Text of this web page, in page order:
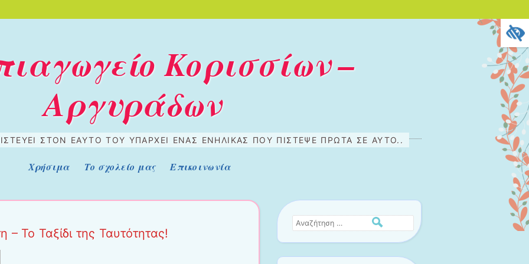
Κορισσίων –
Αργυράδων
ΣΤΟΝ ΕΑΥΤΌ ΤΟΥ ΥΠΆΡΧΕΙ ΈΝΑΣ ΕΝΉΛΙΚΑΣ ΠΟΥ ΠΊΣΤΕΨΕ ΠΡΏΤΑ ΣΕ ΑΥΤΌ..
Χρήσιμα Το σχολείο μας Επικοινωνία
– Το Ταξίδι της Ταυτότητας!
Αναζήτηση